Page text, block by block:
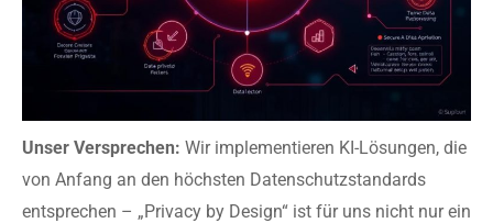
Unser Versprechen: Wir implementieren KI-Lösungen, die
von Anfang an den höchsten Datenschutzstandards
entsprechen – „Privacy by Design“ ist für uns nicht nur ein